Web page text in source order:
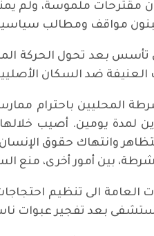
مقترحات ملموسة، ولم
مواقف ومطالب
تأسس بعد تحول الحركة
العنيفة ضد السكان
المحليين باحترام
لمدة يومين. أصيب
وانتهاك حقوق
بين أمور أخرى، منع
العامة الى تنظيم
بعد تفجير عبوات